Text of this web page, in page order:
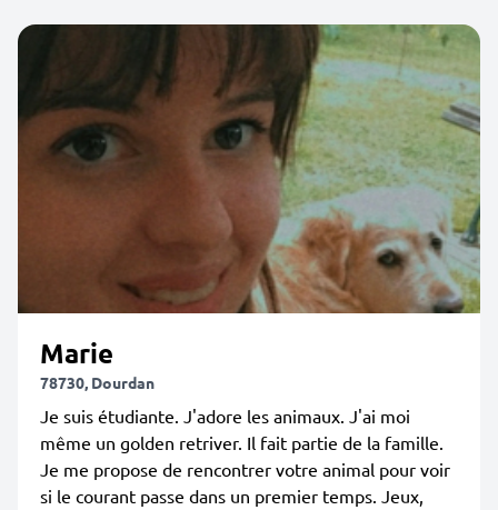
Marie
78730, Dourdan
Je suis étudiante. J'adore les animaux. J'ai moi
même un golden retriver. Il fait partie de la famille.
Je me propose de rencontrer votre animal pour voir
si le courant passe dans un premier temps. Jeux,